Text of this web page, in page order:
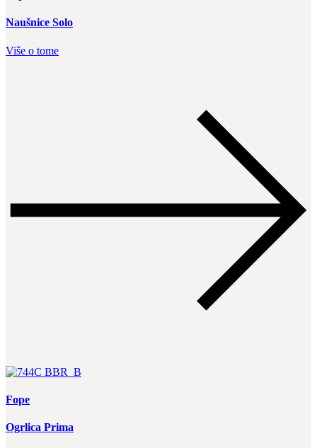
Naušnice Solo
Više o tome
Fope
Ogrlica Prima